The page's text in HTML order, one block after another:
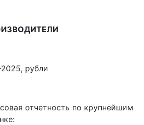
рубли
отчетность по крупнейшим